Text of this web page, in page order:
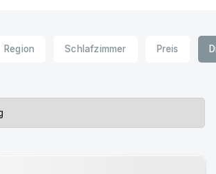
Region Schlafzimmer Preis